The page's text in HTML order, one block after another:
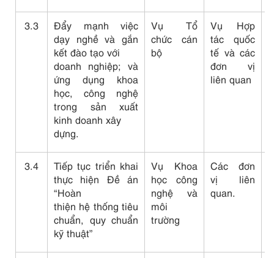
3.3
Đẩy mạnh việc
dạy nghề và gắn
kết đào tạo với
doanh nghiệp; và
ứng dụng khoa
học, công nghệ
trong sản xuất
kinh doanh xây
dựng.
Vụ Tổ
chức cán
bộ
Vụ Hợp
tác quốc
tế và các
đơn vị
liên quan
3.4
Tiếp tục triển khai
thực hiện Đề án
“Hoàn
thiện hệ thống tiêu
chuẩn, quy chuẩn
kỹ thuật”
Vụ Khoa
học công
nghệ và
môi
trường
Các đơn
vị liên
quan.